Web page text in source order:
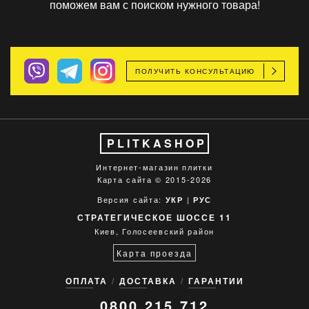
поможем вам с поиском нужного товара!
ПОЛУЧИТЬ КОНСУЛЬТАЦИЮ
PLITKASHOP
Интернет-магазин плитки
Карта сайта © 2015-2026
Версия сайта: УКР | РУС
СТРАТЕГИЧЕСКОЕ ШОССЕ 11
Киев, Голосеевский район
Карта проезда
ОПЛАТА ДОСТАВКА ГАРАНТИИ